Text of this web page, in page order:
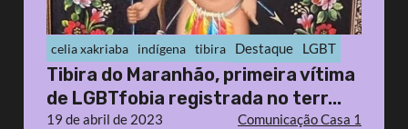
celia xakriaba indígena tibira Destaque LGBT
Tibira do Maranhão, primeira vítima
de LGBTfobia registrada no terr...
19 de abril de 2023 Comunicação Casa 1